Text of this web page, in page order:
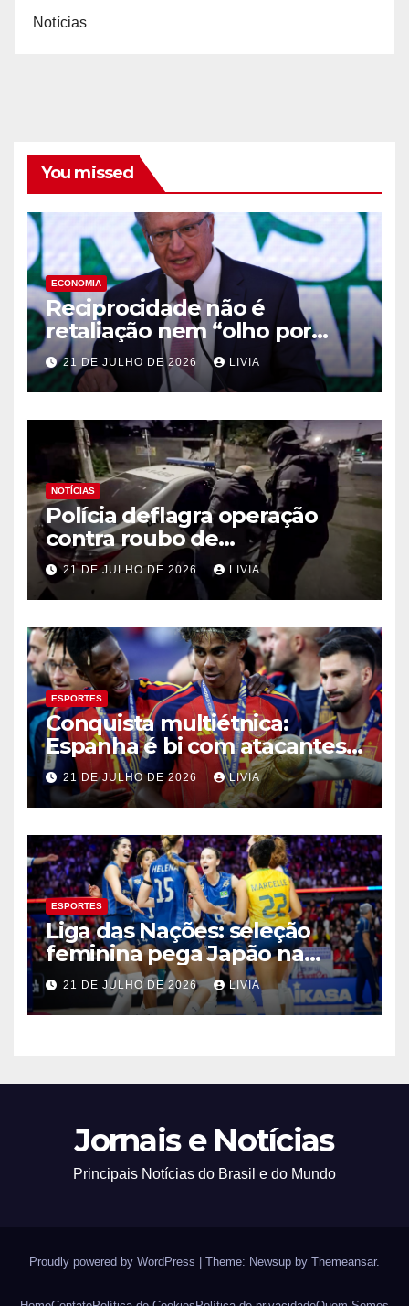
Notícias
You missed
ECONOMIA
Reciprocidade não é
retaliação nem “olho por
olho”, diz Alckmin
21 DE JULHO DE 2026 LIVIA
NOTÍCIAS
Polícia deflagra operação
contra roubo de
medicamentos oncológicos
21 DE JULHO DE 2026 LIVIA
ESPORTES
Conquista multiétnica:
Espanha é bi com atacantes
filhos de imigrantes
21 DE JULHO DE 2026 LIVIA
ESPORTES
Liga das Nações: seleção
feminina pega Japão na
quarta em 1º mata-mata
21 DE JULHO DE 2026 LIVIA
Jornais e Notícias
Principais Notícias do Brasil e do Mundo
Proudly powered by WordPress Theme: Newsup by Themeansar.